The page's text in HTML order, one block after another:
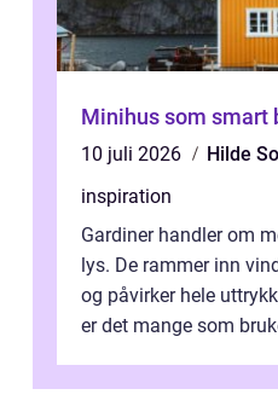
Minihus som smart
10 juli 2026
Hilde
inspiration
Gardiner handler om
lys. De rammer inn
og påvirker hele
er det mange som